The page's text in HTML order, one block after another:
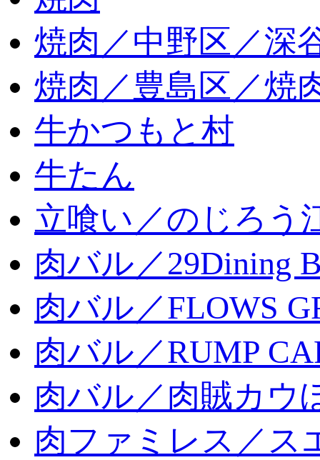
焼肉／中野区／深
焼肉／豊島区／焼
牛かつもと村
牛たん
立喰い／のじろう
肉バル／29Dining
肉バル／FLOWS
肉バル／RUMP
肉バル／肉賊カウ
肉ファミレス／ス